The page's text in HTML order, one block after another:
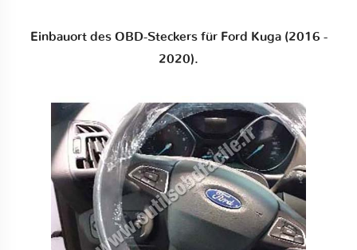
Einbauort des OBD-Steckers für Ford Kuga (2016 -
2020).